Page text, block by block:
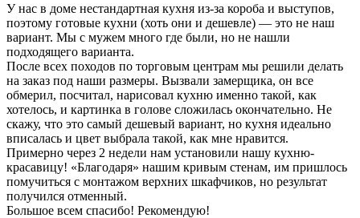
У нас в доме нестандартная кухня из-за короба и выступов,
поэтому готовые кухни (хоть они и дешевле) — это не наш
вариант. Мы с мужем много где были, но не нашли
подходящего варианта.
После всех походов по торговым центрам мы решили делать
на заказ под наши размеры. Вызвали замерщика, он все
обмерил, посчитал, нарисовал кухню именно такой, как
хотелось, и картинка в голове сложилась окончательно. Не
скажу, что это самый дешевый вариант, но кухня идеально
вписалась и цвет выбрала такой, как мне нравится.
Примерно через 2 недели нам установили нашу кухню-
красавицу! «Благодаря» нашим кривым стенам, им пришлось
помучиться с монтажом верхних шкафчиков, но результат
получился отменный.
Большое всем спасибо! Рекомендую!